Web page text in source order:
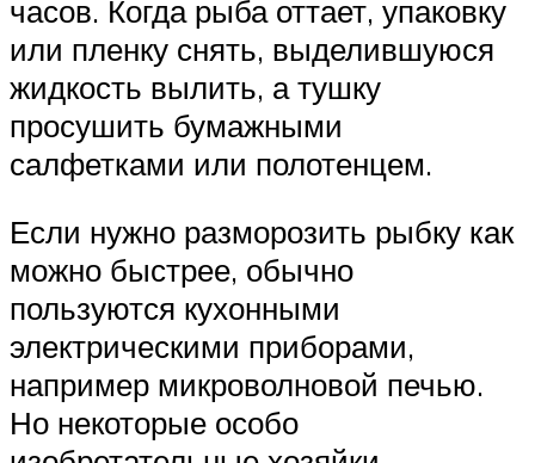
часов. Когда рыба оттает, упаковку
или пленку снять, выделившуюся
жидкость вылить, а тушку
просушить бумажными
салфетками или полотенцем.
Если нужно разморозить рыбку как
можно быстрее, обычно
пользуются кухонными
электрическими приборами,
например микроволновой печью.
Но некоторые особо